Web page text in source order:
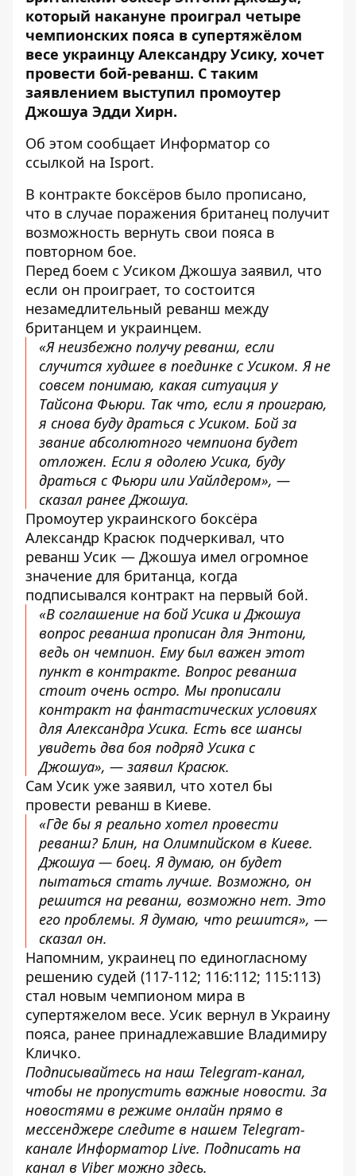
который накануне проиграл четыре
чемпионских пояса в супертяжёлом
весе украинцу Александру Усику, хочет
провести бой-реванш. С таким
заявлением выступил промоутер
Джошуа Эдди Хирн.
Об этом сообщает Информатор со
ссылкой на Isport.
В контракте боксёров было прописано,
что в случае поражения британец получит
возможность вернуть свои пояса в
повторном бое.
Перед боем с Усиком Джошуа заявил, что
если он проиграет, то состоится
незамедлительный реванш между
британцем и украинцем.
«Я неизбежно получу реванш, если
случится худшее в поединке с Усиком. Я не
совсем понимаю, какая ситуация у
Тайсона Фьюри. Так что, если я проиграю,
я снова буду драться с Усиком. Бой за
звание абсолютного чемпиона будет
отложен. Если я одолею Усика, буду
драться с Фьюри или Уайлдером», —
сказал ранее Джошуа.
Промоутер украинского боксёра
Александр Красюк подчеркивал, что
реванш Усик — Джошуа имел огромное
значение для британца, когда
подписывался контракт на первый бой.
«В соглашение на бой Усика и Джошуа
вопрос реванша прописан для Энтони,
ведь он чемпион. Ему был важен этот
пункт в контракте. Вопрос реванша
стоит очень остро. Мы прописали
контракт на фантастических условиях
для Александра Усика. Есть все шансы
увидеть два боя подряд Усика с
Джошуа», — заявил Красюк.
Сам Усик уже заявил, что хотел бы
провести реванш в Киеве.
«Где бы я реально хотел провести
реванш? Блин, на Олимпийском в Киеве.
Джошуа — боец. Я думаю, он будет
пытаться стать лучше. Возможно, он
решится на реванш, возможно нет. Это
его проблемы. Я думаю, что решится», —
сказал он.
Напомним, украинец по единогласному
решению судей (117-112; 116:112; 115:113)
стал новым чемпионом мира в
супертяжелом весе. Усик вернул в Украину
пояса, ранее принадлежавшие Владимиру
Кличко.
Подписывайтесь на наш Telegram-канал,
чтобы не пропустить важные новости. За
новостями в режиме онлайн прямо в
мессенджере следите в нашем Telegram-
канале Информатор Live. Подписать на
канал в Viber можно здесь.